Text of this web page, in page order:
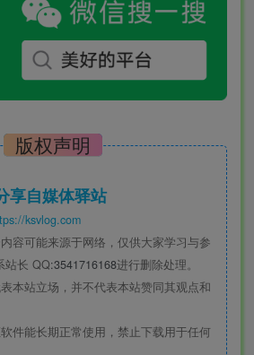
版权声明
享自媒体驿站
ksvlog.com
容可能来源于网络，仅供大家学习与参
站长 QQ:3541716168进行删除处理。
本站立场，并不代表本站赞同其观点和
件能长期正常使用，禁止下载用于任何